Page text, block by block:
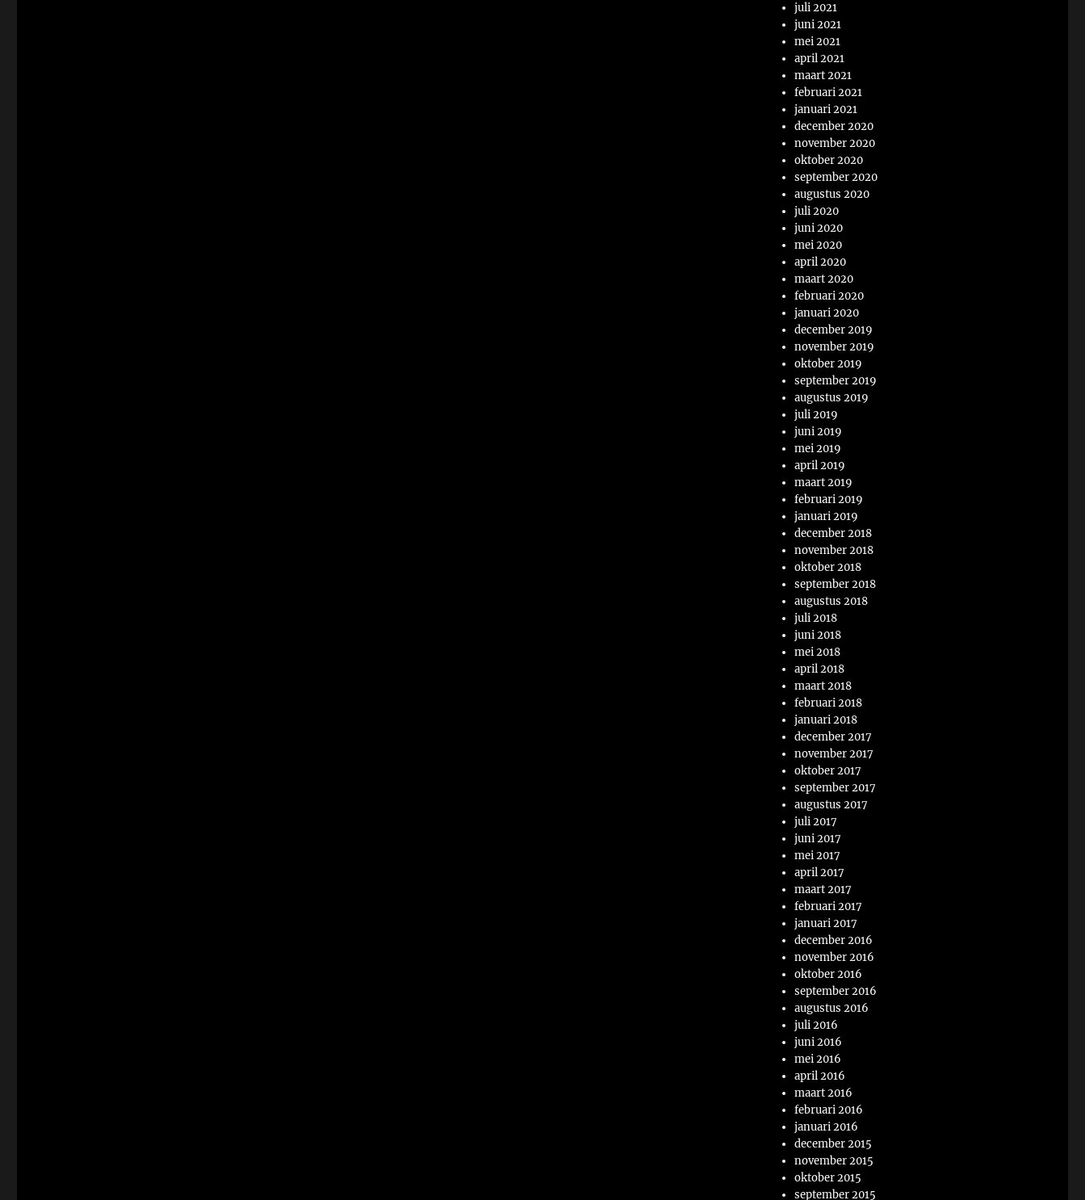
juli 2021
juni 2021
mei 2021
april 2021
maart 2021
februari 2021
januari 2021
december 2020
november 2020
oktober 2020
september 2020
augustus 2020
juli 2020
juni 2020
mei 2020
april 2020
maart 2020
februari 2020
januari 2020
december 2019
november 2019
oktober 2019
september 2019
augustus 2019
juli 2019
juni 2019
mei 2019
april 2019
maart 2019
februari 2019
januari 2019
december 2018
november 2018
oktober 2018
september 2018
augustus 2018
juli 2018
juni 2018
mei 2018
april 2018
maart 2018
februari 2018
januari 2018
december 2017
november 2017
oktober 2017
september 2017
augustus 2017
juli 2017
juni 2017
mei 2017
april 2017
maart 2017
februari 2017
januari 2017
december 2016
november 2016
oktober 2016
september 2016
augustus 2016
juli 2016
juni 2016
mei 2016
april 2016
maart 2016
februari 2016
januari 2016
december 2015
november 2015
oktober 2015
september 2015